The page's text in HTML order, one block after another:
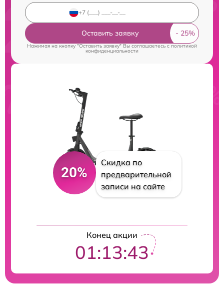
Оставить заявку
Нажимая на кнопку "Оставить заявку" Вы соглашаетесь cполитикой
конфиденциальности
20%
Скидка по
предварительной
записи на сайте
Конец акции
01:13:43